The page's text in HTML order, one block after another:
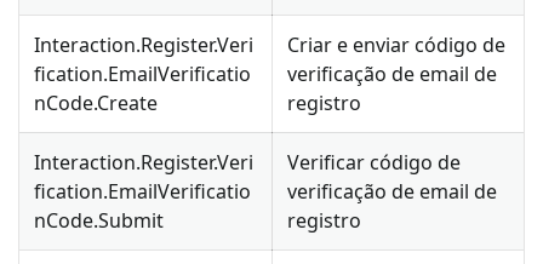
Interaction.Register.Veri
fication.EmailVerificatio
nCode.Create
Criar e enviar código de
verificação de email de
registro
Interaction.Register.Veri
fication.EmailVerificatio
nCode.Submit
Verificar código de
verificação de email de
registro